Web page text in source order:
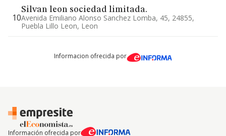
10
Silvan leon sociedad limitada.
Avenida Emiliano Alonso Sanchez Lomba, 45, 24855,
Puebla Lillo Leon, Leon
Informacion ofrecida por
Información ofrecida por